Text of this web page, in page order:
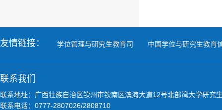
友情链接： 学位管理与研究生教育司 中国学位与研究生教育
联系我们
联系地址：广西壮族自治区钦州市钦南区滨海大道12号北部湾大学研究
联系电话：0777-2807026/2808710